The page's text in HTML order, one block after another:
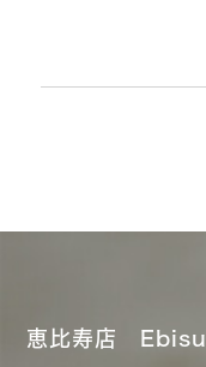
恵比寿店 Ebisu